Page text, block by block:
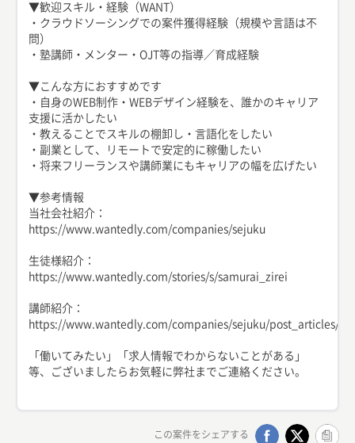
▼歓迎スキル・経験（WANT）
・クラウドソーシングでの案件獲得経験（規模や言語は不
問）
・塾講師・メンター・OJT等の指導／育成経験
▼こんな方におすすめです
・自身のWEB制作・WEBデザイン経験を、誰かのキャリア
支援に活かしたい
・教えることでスキルの棚卸し・言語化をしたい
・副業として、リモートで安定的に稼働したい
・将来フリーランスや講師業にもキャリアの幅を広げたい
▼参考情報
当社会社紹介：
https://www.wantedly.com/companies/sejuku
生徒様紹介：
https://www.wantedly.com/stories/s/samurai_zirei
講師紹介：
https://www.wantedly.com/companies/sejuku/post_articles/
「働いてみたい」「求人情報でわからないことがある」
等、ございましたらお気軽に弊社までご連絡ください。
この案件をシェアする